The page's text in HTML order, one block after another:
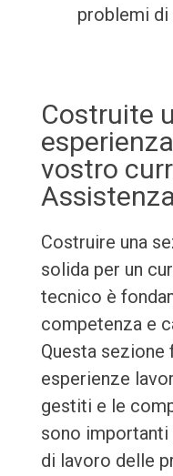
problemi
Costruite
vostro
Costruire una
solida per un
tecnico è
competenza e
Questa
esperienze
gestiti e le
sono
di lavoro delle